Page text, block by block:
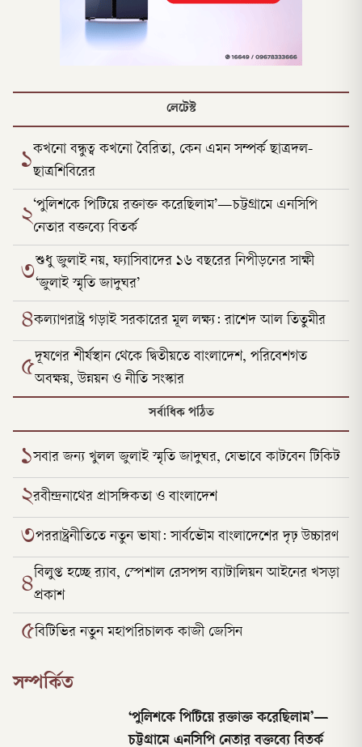
লেটেস্ট
১কখনো বন্ধুত্ব কখনো বৈরিতা, কেন এমন সম্পর্ক ছাত্রদল-
ছাত্রশিবিরের
২‘পুলিশকে পিটিয়ে রক্তাক্ত করেছিলাম’—চট্টগ্রামে এনসিপি
নেতার বক্তব্যে বিতর্ক
৩শুধু জুলাই নয়, ফ্যাসিবাদের ১৬ বছরের নিপীড়নের সাক্ষী
‘জুলাই স্মৃতি জাদুঘর’
৪কল্যাণরাষ্ট্র গড়াই সরকারের মূল লক্ষ্য: রাশেদ আল তিতুমীর
৫দূষণের শীর্ষস্থান থেকে দ্বিতীয়তে বাংলাদেশ, পরিবেশগত
অবক্ষয়, উন্নয়ন ও নীতি সংস্কার
সর্বাধিক পঠিত
১সবার জন্য খুলল জুলাই স্মৃতি জাদুঘর, যেভাবে কাটবেন টিকিট
২রবীন্দ্রনাথের প্রাসঙ্গিকতা ও বাংলাদেশ
৩পররাষ্ট্রনীতিতে নতুন ভাষা: সার্বভৌম বাংলাদেশের দৃঢ় উচ্চারণ
৪বিলুপ্ত হচ্ছে র‍্যাব, স্পেশাল রেসপন্স ব্যাটালিয়ন আইনের খসড়া
প্রকাশ
৫বিটিভির নতুন মহাপরিচালক কাজী জেসিন
সম্পর্কিত
‘পুলিশকে পিটিয়ে রক্তাক্ত করেছিলাম’—
চট্টগ্রামে এনসিপি নেতার বক্তব্যে বিতর্ক